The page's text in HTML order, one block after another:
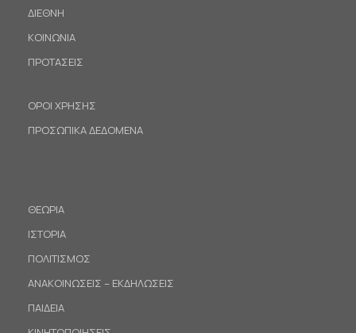
ΔΙΕΘΝΗ
ΚΟΙΝΩΝΙΑ
ΠΡΟΤΑΣΕΙΣ
ΟΡΟΙ ΧΡΗΣΗΣ
ΠΡΟΣΩΠΙΚΑ ΔΕΔΟΜΕΝΑ
ΘΕΩΡΙΑ
ΙΣΤΟΡΙΑ
ΠΟΛΙΤΙΣΜΟΣ
ΑΝΑΚΟΙΝΩΣΕΙΣ – ΕΚΔΗΛΩΣΕΙΣ
ΠΑΙΔΕΙΑ